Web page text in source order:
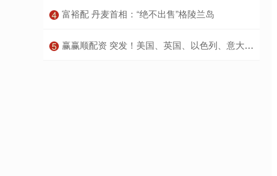
4 ​富裕配 丹麦首相：“绝不出售”格陵兰岛
5 ​赢赢顺配资 突发！美国、英国、以色列、意大利、澳大利亚等多国爆发大规模抗议，中方向伊朗提供20万美元援助